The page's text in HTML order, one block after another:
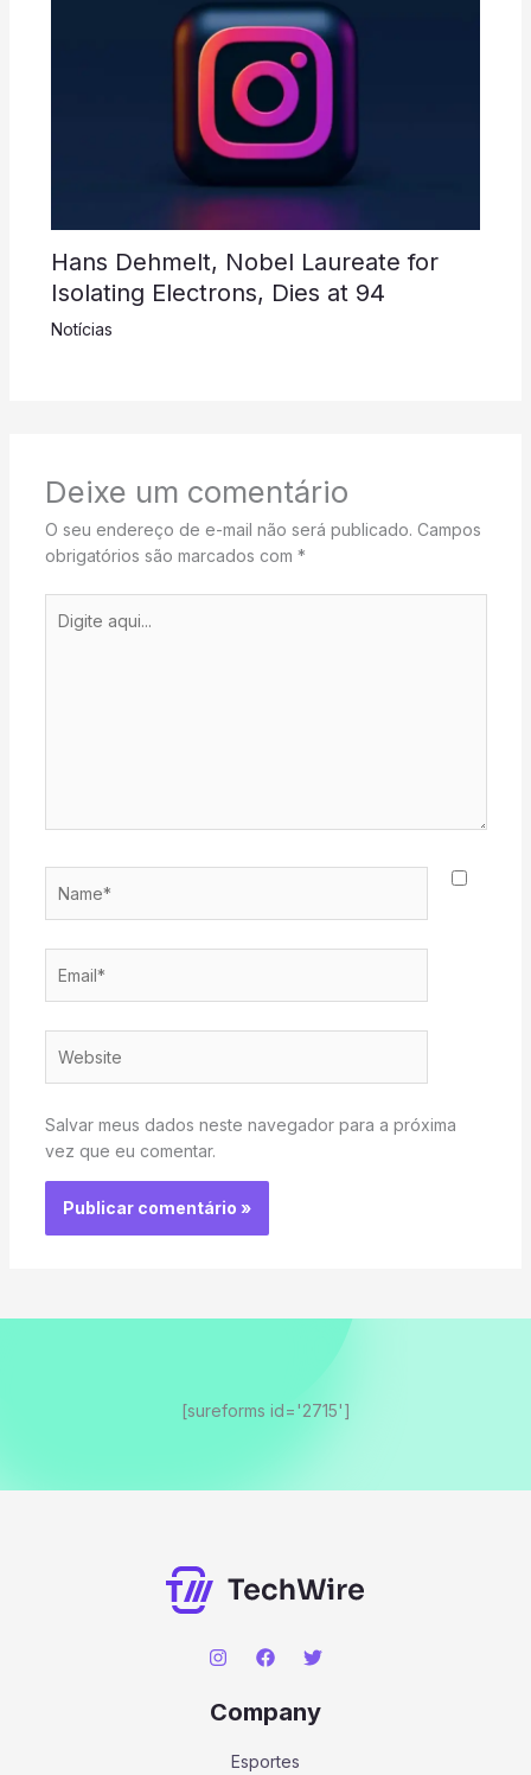
Hans Dehmelt, Nobel Laureate for
Isolating Electrons, Dies at 94
Notícias
Deixe um comentário
O seu endereço de e-mail não será publicado. Campos
obrigatórios são marcados com *
aqui...
Salvar meus dados neste navegador para a próxima
vez que eu comentar.
[sureforms id='2715']
Company
Esportes